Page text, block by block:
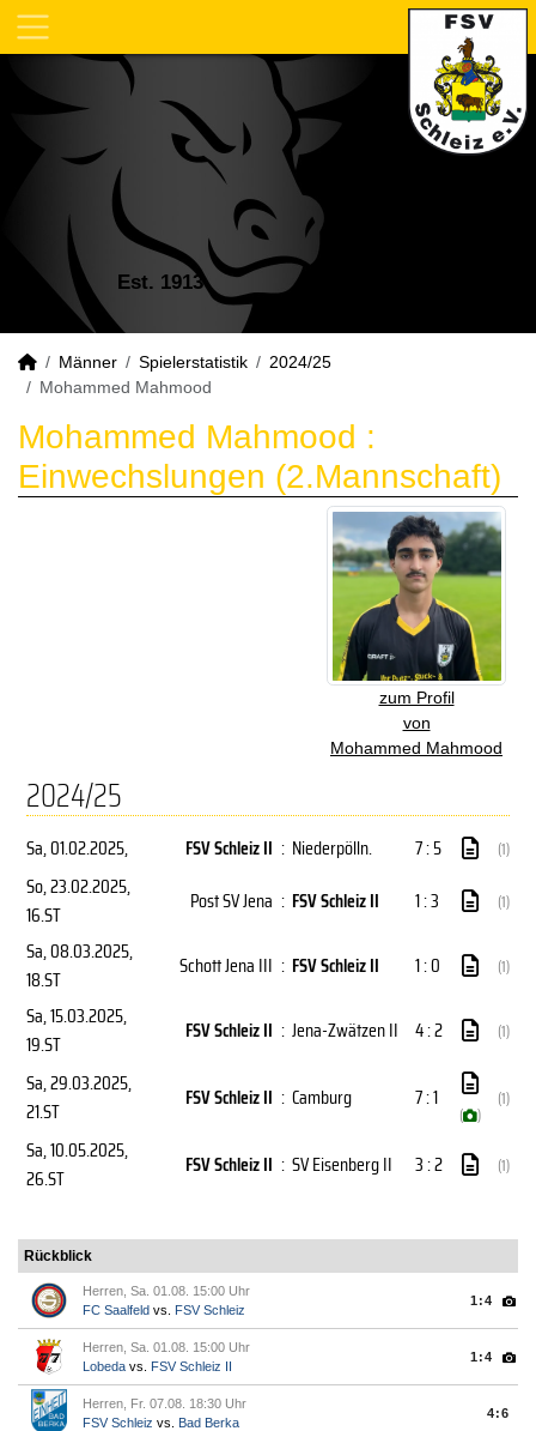
Est. 1913
Männer Spielerstatistik
2024/25
Mohammed Mahmood
Mohammed Mahmood :
Einwechslungen (2.Mannschaft)
zum Profil
von
Mohammed Mahmood
2024/25
Sa, 01.02.2025, FSV Schleiz II : Niederpölln. 7 : 5 (1)
So, 23.02.2025,
16.ST
Post SV Jena : FSV Schleiz II 1 : 3 (1)
Sa, 08.03.2025,
18.ST
Schott Jena III : FSV Schleiz II 1 : 0 (1)
Sa, 15.03.2025,
19.ST
FSV Schleiz II : Jena-Zwätzen II 4 : 2 (1)
Sa, 29.03.2025,
21.ST
FSV Schleiz II : Camburg 7 : 1
( )
(1)
Sa, 10.05.2025,
26.ST
FSV Schleiz II : SV Eisenberg II 3 : 2 (1)
Rückblick
Herren, Sa. 01.08. 15:00 Uhr
FC Saalfeld vs. FSV Schleiz
1:4
Herren, Sa. 01.08. 15:00 Uhr
Lobeda vs. FSV Schleiz II
1:4
Herren, Fr. 07.08. 18:30 Uhr
FSV Schleiz vs. Bad Berka
4:6